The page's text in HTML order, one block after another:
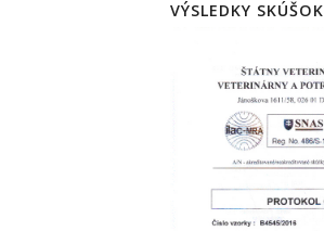
VÝSLEDKY SKÚŠOK